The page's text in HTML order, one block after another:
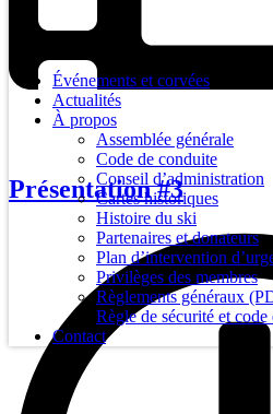
Événements et corvées
Actualités
À propos
Assemblée générale
Code de conduite
Conseil d’administration
Cartes historiques
Histoire du ski
Partenaires et donateurs
Plan d’intervention
Privilèges des membres
Règlements généraux
Règle de sécurité et
Contact
Présentation #3